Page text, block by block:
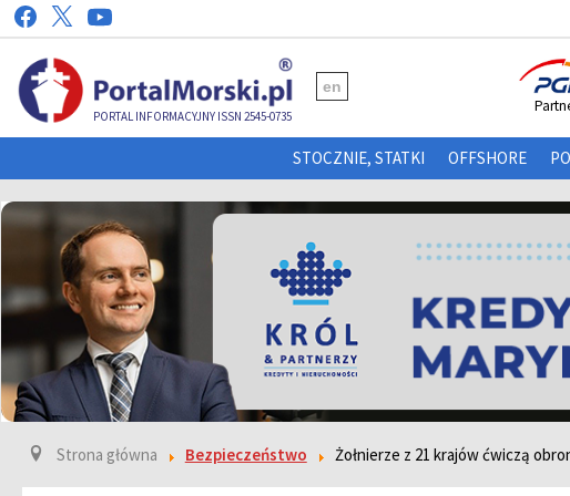
PORTAL INFORMACYJNY ISSN 2545-0735
en
STOCZNIE, STATKI OFFSHORE
Strona główna Bezpieczeństwo Żołnierze z 21 krajów ćwiczą